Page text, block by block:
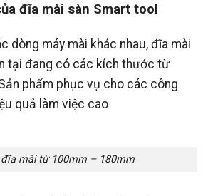
đĩa mài sàn Smart tool
dòng máy mài khác nhau, đĩa mài
tại đang có các kích thước từ
phẩm phục vụ cho các công
quả làm việc cao
mài từ 100mm – 180mm